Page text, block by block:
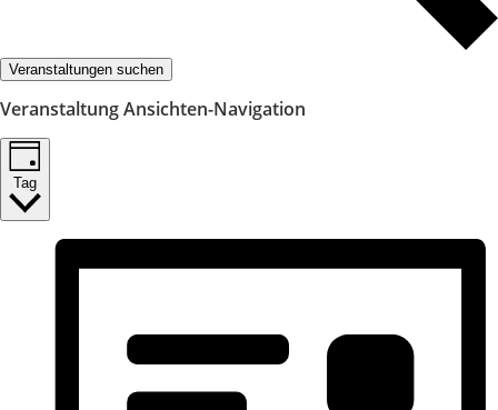
Veranstaltungen suchen
Veranstaltung Ansichten-Navigation
Tag